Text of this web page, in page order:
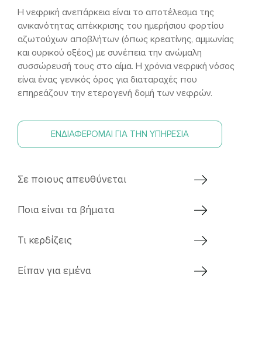
Η νεφρική ανεπάρκεια είναι το αποτέλεσμα της
ανικανότητας απέκκρισης του ημερήσιου φορτίου
αζωτούχων αποβλήτων (όπως κρεατίνης, αμμωνίας
και ουρικού οξέος) με συνέπεια την ανώμαλη
συσσώρευσή τους στο αίμα. Η χρόνια νεφρική νόσος
είναι ένας γενικός όρος για διαταραχές που
επηρεάζουν την ετερογενή δομή των νεφρών.
ΕΝΔΙΑΦΕΡΟΜΑΙ ΓΙΑ ΤΗΝ ΥΠΗΡΕΣΙΑ
Σε ποιους απευθύνεται
Ποια είναι τα βήματα
Τι κερδίζεις
Είπαν για εμένα